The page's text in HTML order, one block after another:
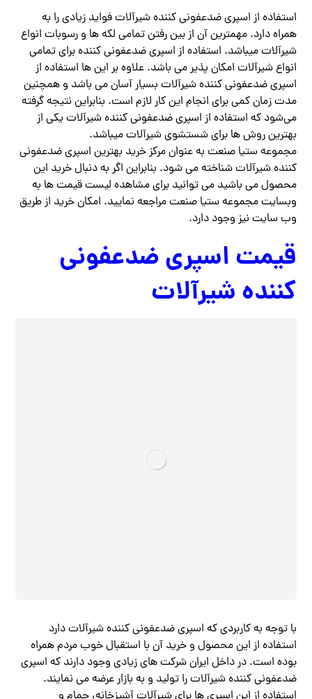
استفاده از اسپری ضدعفونی کننده شیرآلات فواید زیادی را به
همراه دارد. مهمترین آن از بین رفتن تمامی لکه ها و رسوبات انواع
شیرآلات میباشد. استفاده از اسپری ضدعفونی کننده برای تمامی
انواع شیرآلات امکان پذیر می باشد. علاوه بر این ها استفاده از
اسپری ضدعفونی کننده شیرآلات بسیار آسان می باشد و همچنین
مدت زمان کمی برای انجام این کار لازم است. بنابراین نتیجه گرفته
می‌شود که استفاده از اسپری ضدعفونی کننده شیرآلات یکی از
بهترین روش ها برای شستشوی شیرآلات میباشد.
مجموعه ستیا صنعت به عنوان مرکز خرید بهترین اسپری ضدعفونی
کننده شیرآلات شناخته می شود. بنابراین اگر به دنبال خرید این
محصول می باشید می توانید برای مشاهده لیست قیمت ها به
وبسایت مجموعه ستیا صنعت مراجعه نمایید. امکان خرید از طریق
وب سایت نیز وجود دارد.
قیمت اسپری ضدعفونی
کننده شیرآلات
با توجه به کاربردی که اسپری ضدعفونی کننده شیرآلات دارد
استفاده از این محصول و خرید آن با استقبال خوب مردم همراه
بوده است. در داخل ایران شرکت های زیادی وجود دارند که اسپری
ضدعفونی کننده شیرآلات را تولید و به بازار عرضه می نمایند.